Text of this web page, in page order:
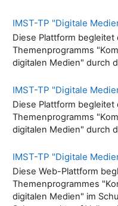
IMST-TP "Digitale
Diese Plattform begleitet
Themenprogramms
digitalen Medien" durch
IMST-TP "Digitale
Diese Plattform begleitet
Themenprogramms
digitalen Medien" durch
IMST-TP "Digitale
Diese Web-Plattform
Themenprogrammes
digitalen Medien" im